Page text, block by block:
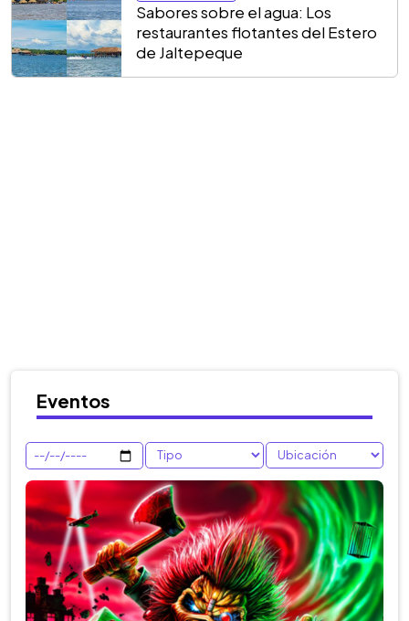
Sabores sobre el agua: Los
restaurantes flotantes del Estero
de Jaltepeque
Eventos